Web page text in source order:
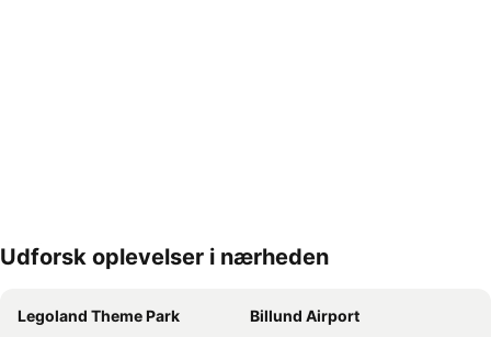
Udvid kort
Udforsk oplevelser i nærheden
Legoland Theme Park
Billund Airport